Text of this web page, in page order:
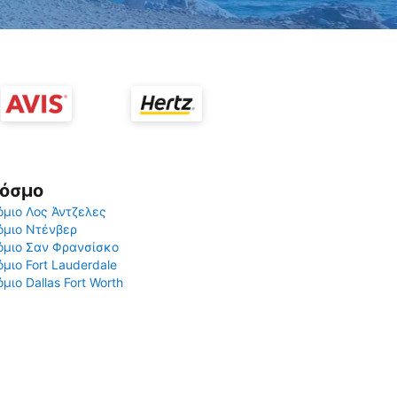
Λος Άντζελες
Ντένβερ
Σαν Φρανσίσκο
Fort Lauderdale
Dallas Fort Worth